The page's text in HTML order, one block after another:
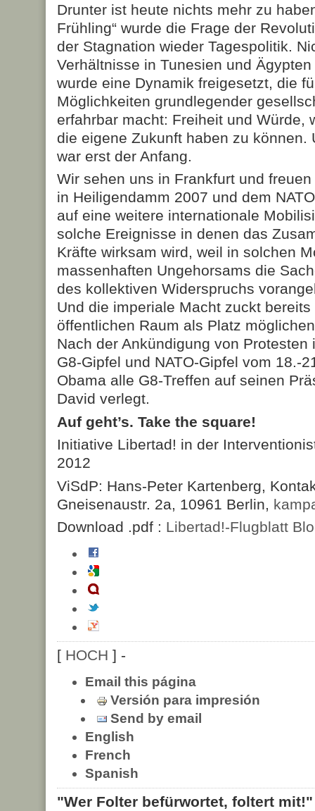
Drunter ist heute nichts mehr zu
Frühling“ wurde die Frage der
der Stagnation wieder Tagespolitik.
Verhältnisse in Tunesien und
wurde eine Dynamik freigesetzt, die
Möglichkeiten grundlegender
erfahrbar macht: Freiheit und Würde,
die eigene Zukunft haben zu können.
war erst der Anfang.
Wir sehen uns in Frankfurt und
in Heiligendamm 2007 und dem
auf eine weitere internationale
solche Ereignisse in denen das
Kräfte wirksam wird, weil in solchen
massenhaften Ungehorsams die
des kollektiven Widerspruchs
Und die imperiale Macht zuckt
öffentlichen Raum als Platz
Nach der Ankündigung von Protesten
G8-Gipfel und NATO-Gipfel vom 18.-
Obama alle G8-Treffen auf seinen
David verlegt.
Auf geht’s. Take the square!
Initiative Libertad! in der
2012
ViSdP: Hans-Peter Kartenberg,
Gneisenaustr. 2a, 10961 Berlin,
Download .pdf : Libertad!-Flugblatt
[ HOCH ] -
Email this página
Versión para impresión
Send by email
English
French
Spanish
"Wer Folter befürwortet, foltert